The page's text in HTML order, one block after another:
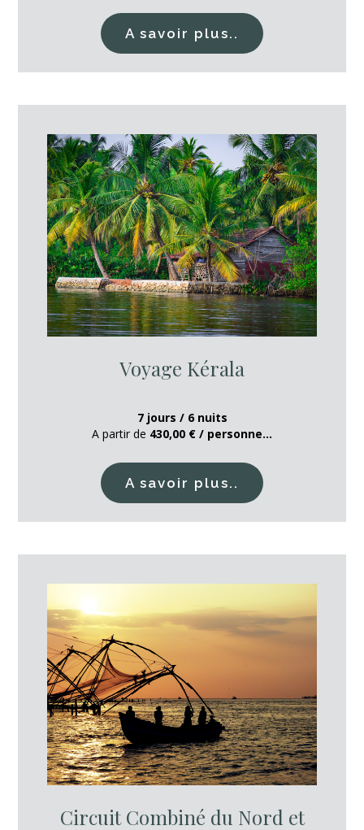
A savoir plus..
Voyage Kérala
7 jours / 6 nuits
A partir de 430,00 € / personne...
A savoir plus..
Circuit Combiné du Nord et